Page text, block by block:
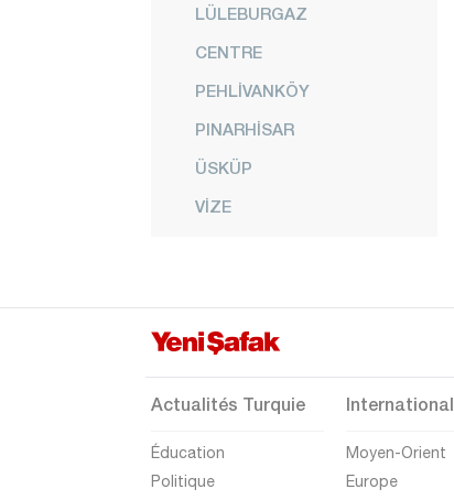
LÜLEBURGAZ
CENTRE
PEHLİVANKÖY
PINARHİSAR
ÜSKÜP
VİZE
Kütahya
Malatya
Mardin
Actualités Turquie
Éducation
Politique
International
Moyen-Orient
Europe